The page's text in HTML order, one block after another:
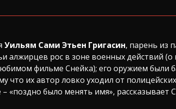
Уильям Сами Этьен Григасин, парень из
алжирцев рос в зоне военных действий
фильме Снейка); его оружием были
что их автор ловко уходил от
«поздно было менять имя», рассказывает